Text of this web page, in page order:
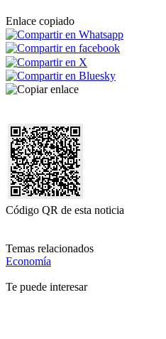
Enlace copiado
Código QR de esta noticia
Temas relacionados
Economía
Te puede interesar